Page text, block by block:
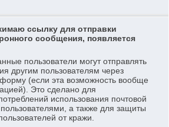
ссылку для отправки
сообщения, появляется
пользователи могут отправлять
другим пользователям через
(если эта возможность вообще
Это сделано для
использования почтовой
а также для защиты
от кражи.